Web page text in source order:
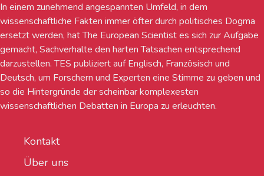
In einem zunehmend angespannten Umfeld, in dem
wissenschaftliche Fakten immer öfter durch politisches Dogma
ersetzt werden, hat The European Scientist es sich zur Aufgabe
gemacht, Sachverhalte den harten Tatsachen entsprechend
darzustellen. TES publiziert auf Englisch, Französisch und
Deutsch, um Forschern und Experten eine Stimme zu geben und
so die Hintergründe der scheinbar komplexesten
wissenschaftlichen Debatten in Europa zu erleuchten.
Kontakt
Über uns